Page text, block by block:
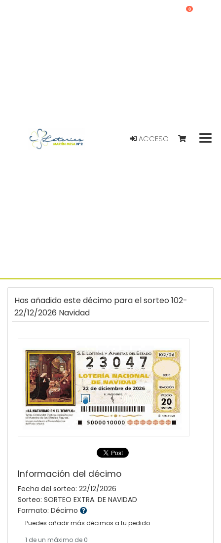
ACCESO
0
Has añadido este décimo para el sorteo 102-
22/12/2026 Navidad
Información del décimo
Fecha del sorteo: 22/12/2026
Sorteo: SORTEO EXTRA. DE NAVIDAD
Formato: Décimo
Puedes añadir más décimos a tu pedido
1 de un máximo de 0